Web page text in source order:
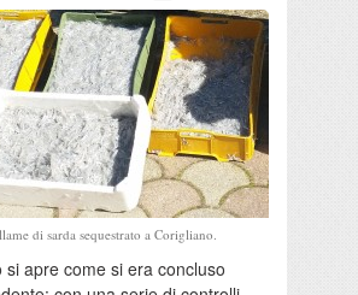
di sarda sequestrato a Corigliano.
si apre come si era concluso